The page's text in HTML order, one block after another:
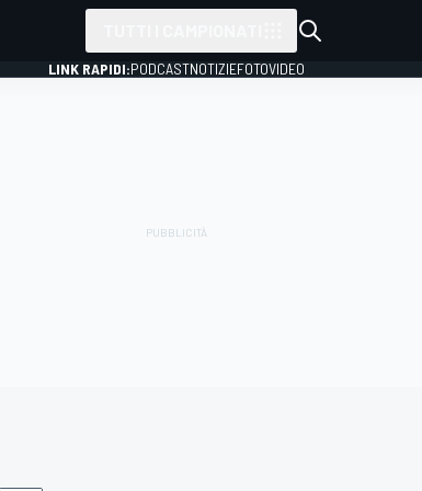
LINK RAPIDI:PODCASTNOTIZIEFOTOVIDEO